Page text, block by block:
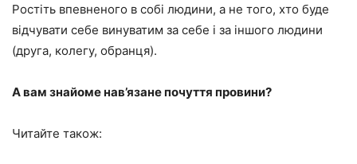
Ростіть впевненого в собі людини, а не того, хто буде
відчувати себе винуватим за себе і за іншого людини
(друга, колегу, обранця).
А вам знайоме нав’язане почуття провини?
Читайте також: